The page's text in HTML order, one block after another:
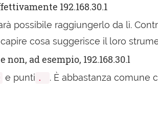
192.168.30.1
possibile raggiungerlo da lì.
cosa suggerisce il loro
ad esempio, 192.168.30.l
e punti .
. È abbastanza comune